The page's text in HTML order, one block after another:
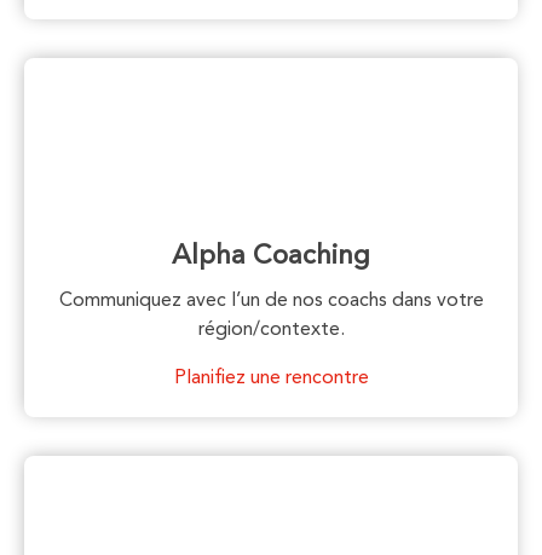
Alpha Coaching
Communiquez avec l’un de nos coachs dans votre
région/contexte.
Planifiez une rencontre